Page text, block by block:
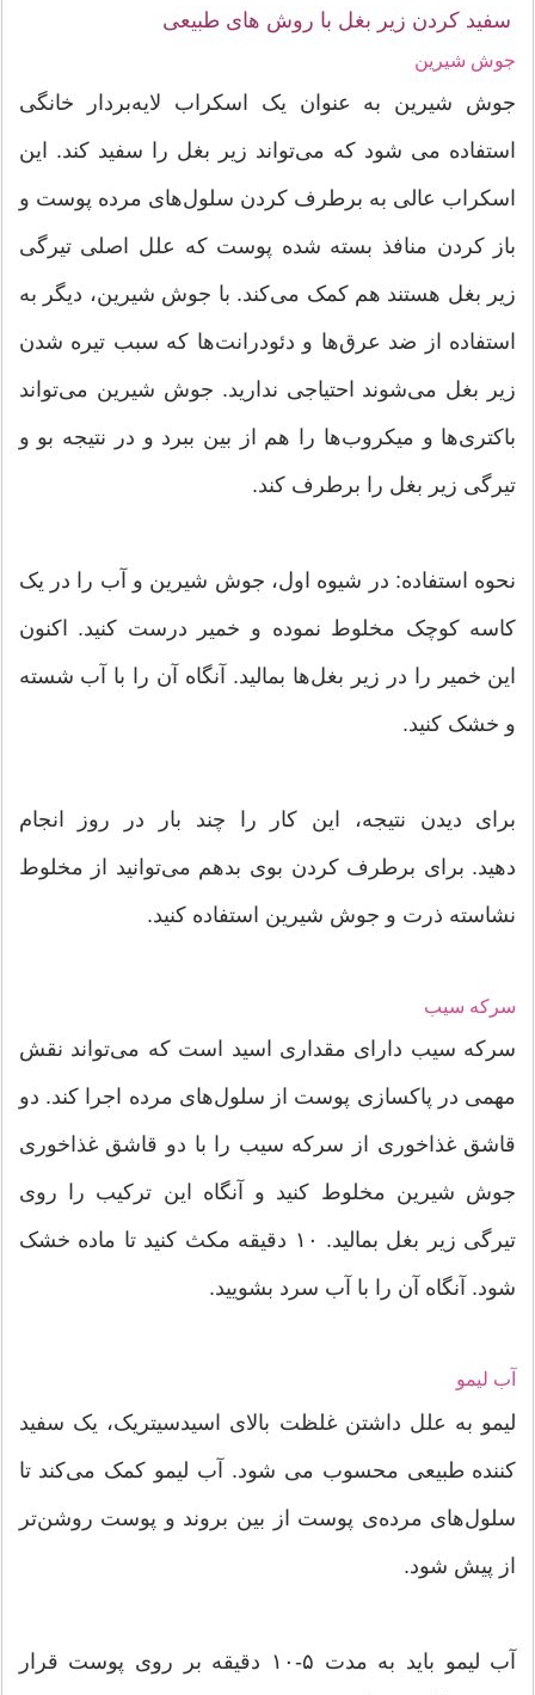
سفید کردن زیر بغل با روش های طبیعی
جوش شیرین
جوش شیرین به عنوان یک اسکراب لایه‌بردار خانگی
استفاده می شود که می‌تواند زیر بغل را سفید کند. این
اسکراب عالی به برطرف کردن سلول‌های مرده پوست و
باز کردن منافذ بسته شده پوست که علل اصلی تیرگی
زیر بغل هستند هم کمک می‌کند. با جوش شیرین، دیگر به
استفاده از ضد عرق‌ها و دئودرانت‌ها که سبب تیره شدن
زیر بغل می‌شوند احتیاجی ندارید. جوش شیرین می‌تواند
باکتری‌ها و میکروب‌ها را هم از بین ببرد و در نتیجه بو و
تیرگی زیر بغل را برطرف کند.
نحوه استفاده: در شیوه اول، جوش شیرین و آب را در یک
کاسه کوچک مخلوط نموده و خمیر درست کنید. اکنون
این خمیر را در زیر بغل‌ها بمالید. آنگاه آن را با آب شسته
و خشک کنید.
برای دیدن نتیجه، این کار را چند بار در روز انجام
دهید. برای برطرف کردن بوی بدهم می‌توانید از مخلوط
نشاسته ذرت و جوش شیرین استفاده کنید.
سرکه سیب
سرکه سیب دارای مقداری اسید است که می‌تواند نقش
مهمی در پاکسازی پوست از سلول‌های مرده اجرا کند. دو
قاشق غذاخوری از سرکه سیب را با دو قاشق غذاخوری
جوش شیرین مخلوط کنید و آنگاه این ترکیب را روی
تیرگی زیر بغل بمالید. ۱۰ دقیقه مکث کنید تا ماده خشک
شود. آنگاه آن را با آب سرد بشویید.
آب لیمو
لیمو به علل داشتن غلظت بالای اسیدسیتریک، یک سفید
کننده طبیعی محسوب می شود. آب لیمو کمک می‌کند تا
سلول‌های مرده‌ی پوست از بین بروند و پوست روشن‌تر
از پیش شود.
آب لیمو باید به مدت ۵-۱۰ دقیقه بر روی پوست قرار